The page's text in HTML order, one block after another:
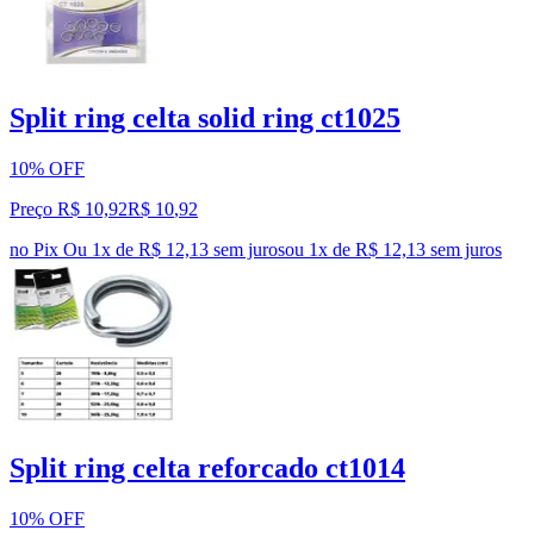
Split ring celta solid ring ct1025
10% OFF
Preço R$ 10,92R$ 10,92
no Pix Ou 1x de R$ 12,13 sem jurosou 1x de R$ 12,13 sem juros
Split ring celta reforcado ct1014
10% OFF